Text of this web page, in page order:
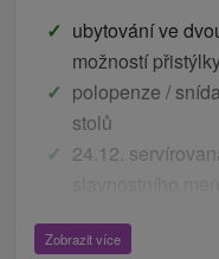
ubytování ve
možností
polopenze /
stolů
24.12.
volný vstup do
Zobrazit více